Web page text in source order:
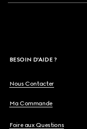
BESOIN D'AIDE ?
Nous Contacter
Ma Commande
Foire aux Questions